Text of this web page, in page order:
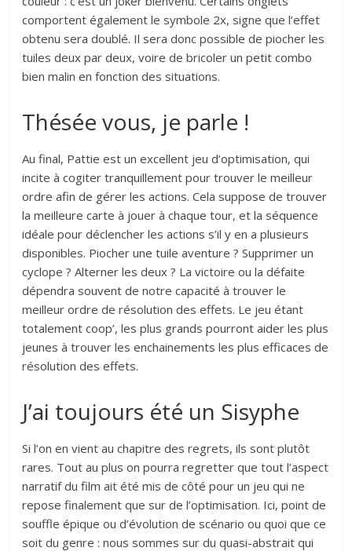
comportent également le symbole 2x, signe que l’effet
obtenu sera doublé. Il sera donc possible de piocher les
tuiles deux par deux, voire de bricoler un petit combo
bien malin en fonction des situations.
Thésée vous, je parle !
Au final, Pattie est un excellent jeu d’optimisation, qui
incite à cogiter tranquillement pour trouver le meilleur
ordre afin de gérer les actions. Cela suppose de trouver
la meilleure carte à jouer à chaque tour, et la séquence
idéale pour déclencher les actions s’il y en a plusieurs
disponibles. Piocher une tuile aventure ? Supprimer un
cyclope ? Alterner les deux ? La victoire ou la défaite
dépendra souvent de notre capacité à trouver le
meilleur ordre de résolution des effets. Le jeu étant
totalement coop’, les plus grands pourront aider les plus
jeunes à trouver les enchainements les plus efficaces de
résolution des effets.
J’ai toujours été un Sisyphe
Si l’on en vient au chapitre des regrets, ils sont plutôt
rares. Tout au plus on pourra regretter que tout l’aspect
narratif du film ait été mis de côté pour un jeu qui ne
repose finalement que sur de l’optimisation. Ici, point de
souffle épique ou d’évolution de scénario ou quoi que ce
soit du genre : nous sommes sur du quasi-abstrait qui